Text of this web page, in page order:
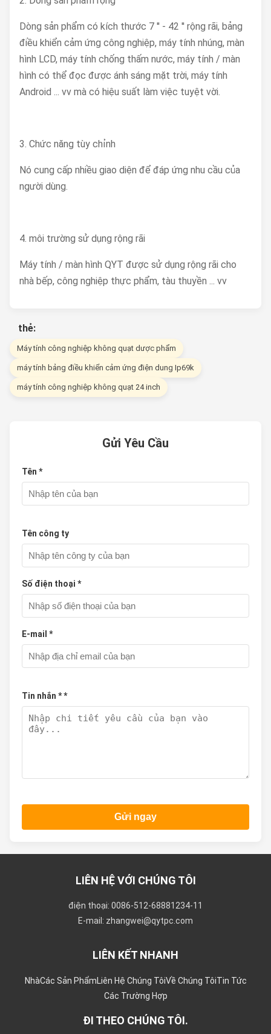
Dòng sản phẩm có kích thước 7 '' - 42 '' rộng rãi, bảng
điều khiển cảm ứng công nghiệp, máy tính nhúng, màn
hình LCD, máy tính chống thấm nước, máy tính / màn
hình có thể đọc được ánh sáng mặt trời, máy tính
Android ... vv mà có hiệu suất làm việc tuyệt vời.
3. Chức năng tùy chỉnh
Nó cung cấp nhiều giao diện để đáp ứng nhu cầu của
người dùng.
4. môi trường sử dụng rộng rãi
Máy tính / màn hình QYT được sử dụng rộng rãi cho
nhà bếp, công nghiệp thực phẩm, tàu thuyền ... vv
thẻ:
Máy tính công nghiệp không quạt dược phẩm
máy tính bảng điều khiển cảm ứng điện dung Ip69k
máy tính công nghiệp không quạt 24 inch
Gửi Yêu Cầu
Tên *
Tên công ty
Số điện thoại *
E-mail *
Tin nhắn * *
Gửi ngay
LIÊN HỆ VỚI CHÚNG TÔI
điện thoại: 0086-512-68881234-11
E-mail: zhangwei@qytpc.com
LIÊN KẾT NHANH
NhàCác Sản PhẩmLiên Hệ Chúng TôiVề Chúng TôiTin Tức
Các Trường Hợp
ĐI THEO CHÚNG TÔI.